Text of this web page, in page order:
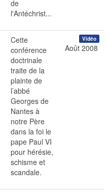
de
l'Antéchrist...
Cette
conférence
doctrinale
traite de la
plainte de
l’abbé
Georges de
Nantes à
notre Père
dans la foi le
pape Paul VI
pour hérésie,
schisme et
scandale.
Vidéo
Août 2008